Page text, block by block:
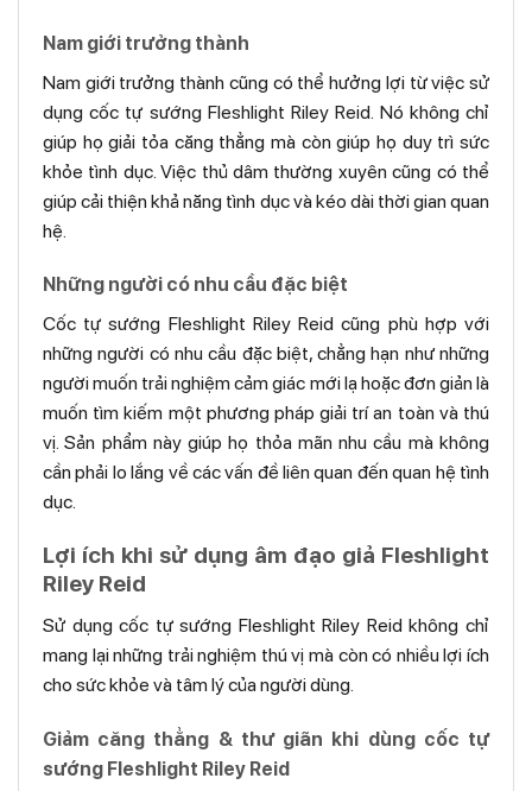
Nam giới trưởng thành
Nam giới trưởng thành cũng có thể hưởng lợi từ việc sử
dụng cốc tự sướng Fleshlight Riley Reid. Nó không chỉ
giúp họ giải tỏa căng thẳng mà còn giúp họ duy trì sức
khỏe tình dục. Việc thủ dâm thường xuyên cũng có thể
giúp cải thiện khả năng tình dục và kéo dài thời gian quan
hệ.
Những người có nhu cầu đặc biệt
Cốc tự sướng Fleshlight Riley Reid cũng phù hợp với
những người có nhu cầu đặc biệt, chẳng hạn như những
người muốn trải nghiệm cảm giác mới lạ hoặc đơn giản là
muốn tìm kiếm một phương pháp giải trí an toàn và thú
vị. Sản phẩm này giúp họ thỏa mãn nhu cầu mà không
cần phải lo lắng về các vấn đề liên quan đến quan hệ tình
dục.
Lợi ích khi sử dụng âm đạo giả Fleshlight
Riley Reid
Sử dụng cốc tự sướng Fleshlight Riley Reid không chỉ
mang lại những trải nghiệm thú vị mà còn có nhiều lợi ích
cho sức khỏe và tâm lý của người dùng.
Giảm căng thẳng & thư giãn khi dùng cốc tự
sướng Fleshlight Riley Reid